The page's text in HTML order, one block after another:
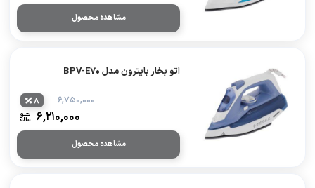
مشاهده محصول
اتو بخار بایترون مدل BPV-E70
۶,۷۵۰,۰۰۰
۶,۲۱۰,۰۰۰
8
مشاهده محصول